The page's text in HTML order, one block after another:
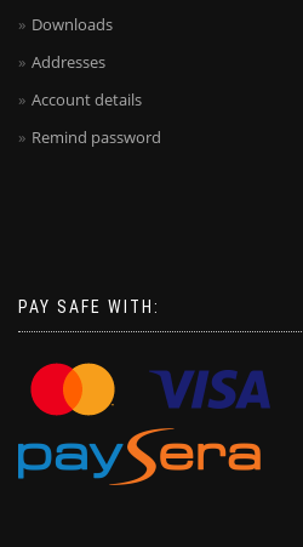
Downloads
Addresses
Account details
Remind password
PAY SAFE WITH: